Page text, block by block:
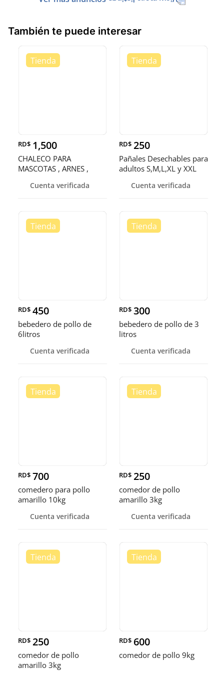
También te puede interesar
RD$ 1,500
CHALECO PARA
MASCOTAS , ARNES ,
Cuenta verificada
RD$ 250
Pañales Desechables para
adultos S,M,L,XL y XXL
Cuenta verificada
RD$ 450
bebedero de pollo de
6litros
Cuenta verificada
RD$ 300
bebedero de pollo de 3
litros
Cuenta verificada
RD$ 700
comedero para pollo
amarillo 10kg
Cuenta verificada
RD$ 250
comedor de pollo
amarillo 3kg
Cuenta verificada
RD$ 250
comedor de pollo
amarillo 3kg
RD$ 600
comedor de pollo 9kg